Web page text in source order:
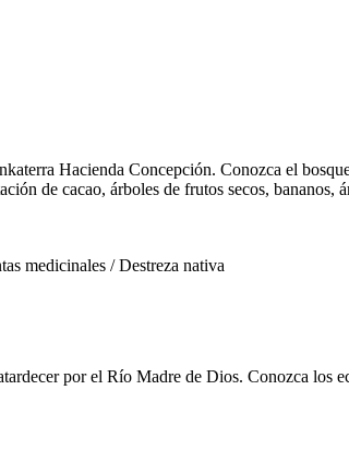
Hacienda Concepción. Conozca el
de cacao, árboles de frutos secos, bananos,
medicinales / Destreza nativa
por el Río Madre de Dios. Conozca los